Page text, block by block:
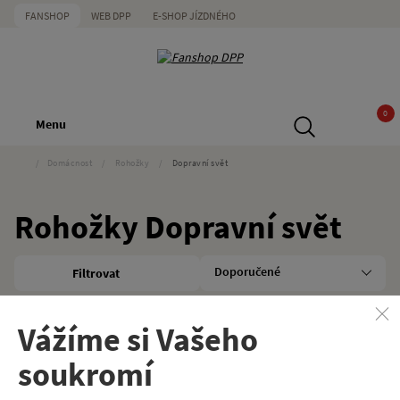
FANSHOP WEB DPP E-SHOP JÍZDNÉHO
Menu
0
Domácnost Rohožky Dopravní svět
Rohožky Dopravní svět
Filtrovat
Vážíme si Vašeho
soukromí